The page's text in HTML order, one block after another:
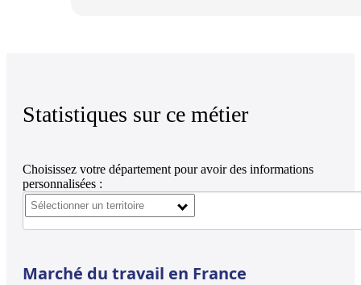
Statistiques sur ce métier
Choisissez votre département pour avoir des informations
personnalisées :
Marché du travail en France